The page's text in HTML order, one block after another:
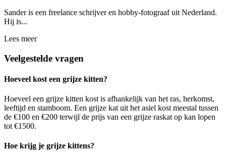
Sander is een freelance schrijver en hobby-fotograaf uit Nederland.
Hij is...
Lees meer
Veelgestelde vragen
Hoeveel kost een grijze kitten?
Hoeveel een grijze kitten kost is afhankelijk van het ras, herkomst,
leeftijd en stamboom. Een grijze kat uit het asiel kost meestal tussen
de €100 en €200 terwijl de prijs van een grijze raskat op kan lopen
tot €1500.
Hoe krijg je grijze kittens?